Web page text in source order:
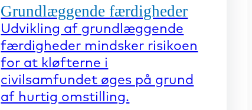
Grundlæggende færdigheder
Udvikling af grundlæggende
færdigheder mindsker risikoen
for at kløfterne i
civilsamfundet øges på grund
af hurtig omstilling.